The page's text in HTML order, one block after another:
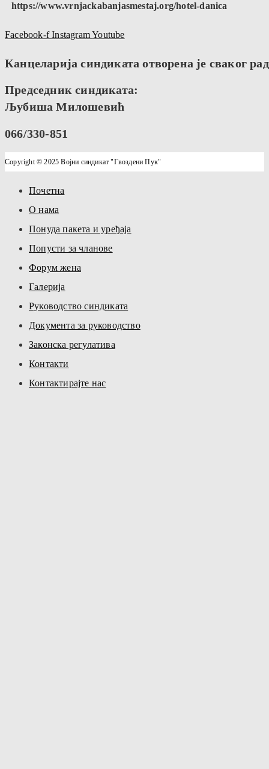
https://www.vrnjackabanjasmestaj.org/hotel-danica
Facebook-f InstagramYoutube
Канцеларија синдиката отворена је сваког
Председник синдиката:
Љубиша Милошевић
066/330-851
Copyright © 2025 Војни синдикат "Гвоздени Пук"
Почетна
О нама
Понуда пакета и уређаја
Попусти за чланове
Форум жена
Галерија
Руководство синдиката
Документа за руководство
Законска регулатива
Контакти
Контактирајте нас